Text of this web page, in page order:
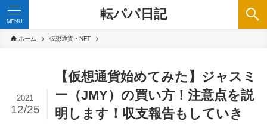
転パパ日記
MENU
ホーム 仮想通貨・NFT
【仮想通貨始めてみた】ジャスミ
ー（JMY）の買い方！注意点を説
明します！収支報告もしていき
2021
12/25